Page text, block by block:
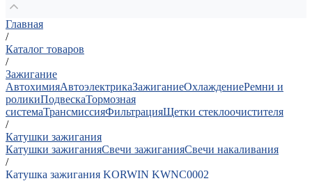
Главная
/
Каталог товаров
/
Зажигание
АвтохимияАвтоэлектрикаЗажиганиеОхлаждениеРемни и
роликиПодвескаТормозная
системаТрансмиссияФильтрацияЩетки стеклоочистителя
/
Катушки зажигания
Катушки зажиганияСвечи зажиганияСвечи накаливания
/
Катушка зажигания KORWIN KWNC0002